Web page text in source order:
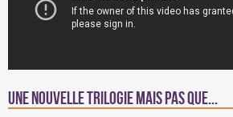
Une nouvelle trilogie mais pas que...